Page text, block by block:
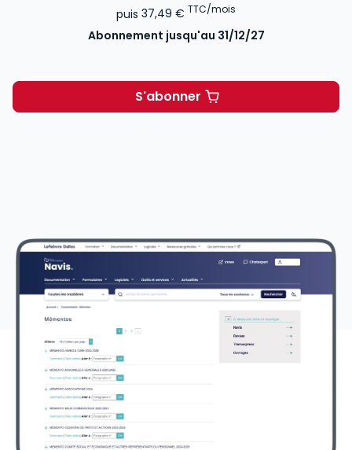
puis 37,49 € TTC/mois
Abonnement jusqu'au 31/12/27
S'abonnerMémentis Professions